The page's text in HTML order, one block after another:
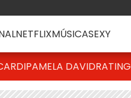
NETFLIXMÚSICASEXY
PAMELA DAVIDRATING